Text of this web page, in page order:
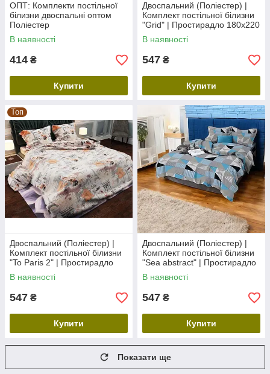
ОПТ: Комплекти постільної
білизни двоспальні оптом
Поліестер
В наявності
414 ₴
Купити
Двоспальний (Поліестер) |
Комплект постільної білизни
"Grid" | Простирадло 180х220
см
В наявності
547 ₴
Купити
Топ
Двоспальний (Поліестер) |
Комплект постільної білизни
"To Paris 2" | Простирадло
180х220 см
В наявності
547 ₴
Купити
Двоспальний (Поліестер) |
Комплект постільної білизни
"Sea abstract" | Простирадло
180х220 см
В наявності
547 ₴
Купити
Показати ще